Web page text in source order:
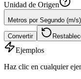
Unidad de Origen
Metros por Segundo (m/s)
Convertir
Ejemplos
Haz clic en cualquier